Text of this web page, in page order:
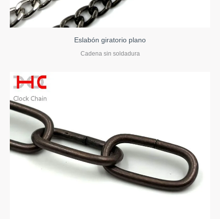
Eslabón giratorio plano
Cadena sin soldadura